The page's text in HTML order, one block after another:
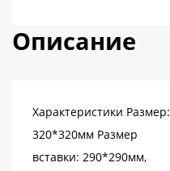
Описание
Характеристики Размер:
320*320мм Размер
вставки: 290*290мм,